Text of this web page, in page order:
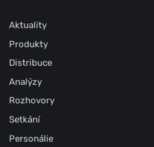
Aktuality
Produkty
Distribuce
Analýzy
Rozhovory
Setkání
Personálie